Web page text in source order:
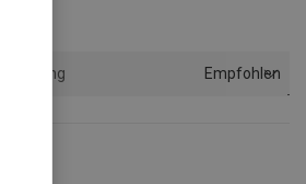
Sortierung Empfohlen